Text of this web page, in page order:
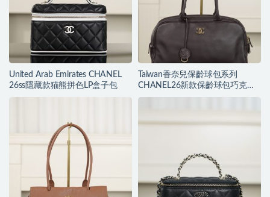
United Arab Emirates CHANEL
26ss隱藏款猫熊拼色LP盒子包
Taiwan香奈兒保齡球包系列
CHANEL26新款保齡球包巧克力
色大號